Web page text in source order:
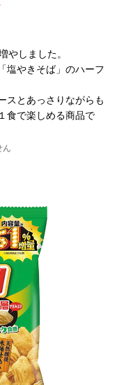
しました。
塩やきそば」のハーフ
スとあっさりながらも
食で楽しめる商品で
ん